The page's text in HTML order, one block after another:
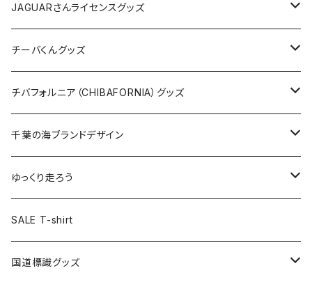
ホテルキーホルダー
ホテルキーホルダー
クリアファイル
Tシャツ
キャップ
トートバッグ
ランチバッグ
エコバッグ
バッグ
ステッカー
缶バッジ
キーホルダー
クリアファイル
キャップ
バッグ
ステッカー
缶バッジ
キーホルダー
クリアファイル
ステッカー
ステッカー
ステッカー大
缶バッジ
缶バッジ32mm
缶バッジ54mm
エコバッグ
JAGUARさんコラボグッズ
Tシャツ
ステッカー
サコッシュ
ホテルキーホルダー
モーテルキーホルダー
JAGUARさんライセンスグッズ
Tシャツ
ステッカー
缶バッジ
クリアファイル
マスク
エコバッグ
チーバくんグッズ
Tシャツ
キャップ
エコバッグ
ステッカー
モーテルキーホルダー
チバフォルニア（CHIBAFORNIA）グッズ
Tシャツ
キャップ
ステッカー
ホテルキーホルダー
千葉の海ブランドデザイン
Tシャツ
キャップ
ステッカー
ゆっくり走ろう
Tシャツ
ステッカー
SALE T-shirt
国道標識グッズ